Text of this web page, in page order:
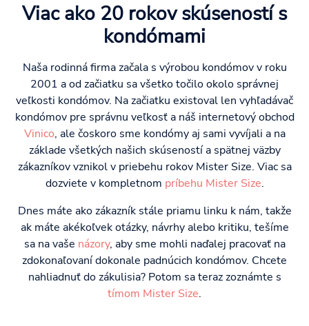
Viac ako 20 rokov skúseností s
kondómami
Naša rodinná firma začala s výrobou kondómov v roku
2001 a od začiatku sa všetko točilo okolo správnej
veľkosti kondómov. Na začiatku existoval len vyhľadávač
kondómov pre správnu veľkosť a náš internetový obchod
Vinico, ale čoskoro sme kondómy aj sami vyvíjali a na
základe všetkých našich skúseností a spätnej väzby
zákazníkov vznikol v priebehu rokov Mister Size. Viac sa
dozviete v kompletnom príbehu Mister Size.
Dnes máte ako zákazník stále priamu linku k nám, takže
ak máte akékoľvek otázky, návrhy alebo kritiku, tešíme
sa na vaše názory, aby sme mohli naďalej pracovať na
zdokonaľovaní dokonale padnúcich kondómov. Chcete
nahliadnuť do zákulisia? Potom sa teraz zoznámte s
tímom Mister Size.